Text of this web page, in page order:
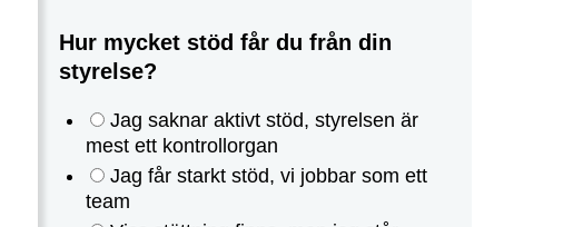
Hur mycket stöd får du från din
styrelse?
Jag saknar aktivt stöd, styrelsen är
mest ett kontrollorgan
Jag får starkt stöd, vi jobbar som ett
team